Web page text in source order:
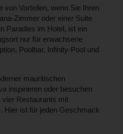
von Vorteilen, wenn Sie Ihren
Zimmer oder einer Suite
Paradies im Hotel, ist ein
nur für erwachsene
Poolbar, Infinity-Pool und
mauritischen
inspirieren oder besuchen
vier Restaurants mit
Hier ist für jeden Geschmack